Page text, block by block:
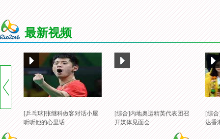
最新视频
[乒乓球]张继科做客对话小屋
听听他的心里话
[综合]内地奥运精英代表团召
开媒体见面会
[综
达香